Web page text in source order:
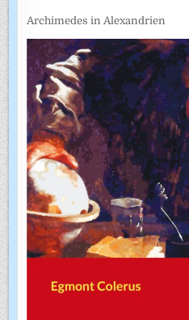
Archimedes in Alexandrien